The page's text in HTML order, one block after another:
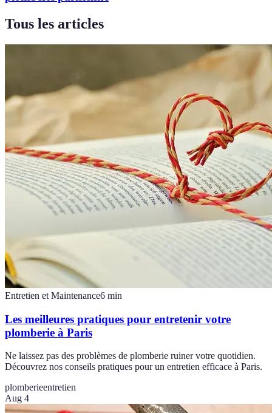
Tous les articles
Entretien et Maintenance6 min
Les meilleures pratiques pour entretenir votre
plomberie à Paris
Ne laissez pas des problèmes de plomberie ruiner votre quotidien.
Découvrez nos conseils pratiques pour un entretien efficace à Paris.
plomberieentretien
Aug 4